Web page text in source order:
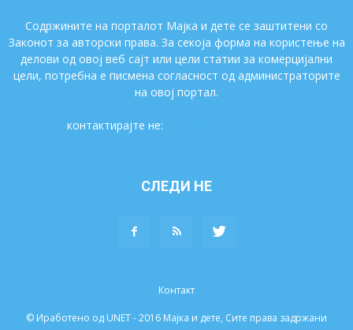
Содржините на порталот Мајка и дете се заштитени со
Законот за авторски права. За секоја форма на користење на
делови од овој веб сајт или цели статии за комерцијални
цели, потребна е писмена согласност од администраторите
на овој портал.
контактирајте не:
СЛЕДИ НЕ
Контакт
© Иработено од UNET - 2016 Мајка и дете, Сите права задржани